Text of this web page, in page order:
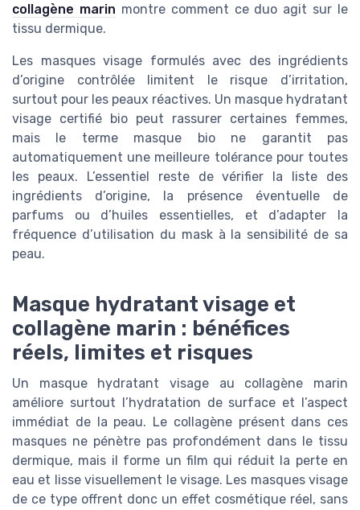
collagène marin montre comment ce duo agit sur le
tissu dermique.
Les masques visage formulés avec des ingrédients
d’origine contrôlée limitent le risque d’irritation,
surtout pour les peaux réactives. Un masque hydratant
visage certifié bio peut rassurer certaines femmes,
mais le terme masque bio ne garantit pas
automatiquement une meilleure tolérance pour toutes
les peaux. L’essentiel reste de vérifier la liste des
ingrédients d’origine, la présence éventuelle de
parfums ou d’huiles essentielles, et d’adapter la
fréquence d’utilisation du mask à la sensibilité de sa
peau.
Masque hydratant visage et
collagène marin : bénéfices
réels, limites et risques
Un masque hydratant visage au collagène marin
améliore surtout l’hydratation de surface et l’aspect
immédiat de la peau. Le collagène présent dans ces
masques ne pénètre pas profondément dans le tissu
dermique, mais il forme un film qui réduit la perte en
eau et lisse visuellement le visage. Les masques visage
de ce type offrent donc un effet cosmétique réel, sans